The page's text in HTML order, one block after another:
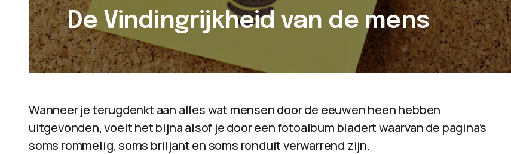
De Vindingrijkheid van de mens
Wanneer je terugdenkt aan alles wat mensen door de eeuwen heen hebben
uitgevonden, voelt het bijna alsof je door een fotoalbum bladert waarvan de pagina’s
soms rommelig, soms briljant en soms ronduit verwarrend zijn.